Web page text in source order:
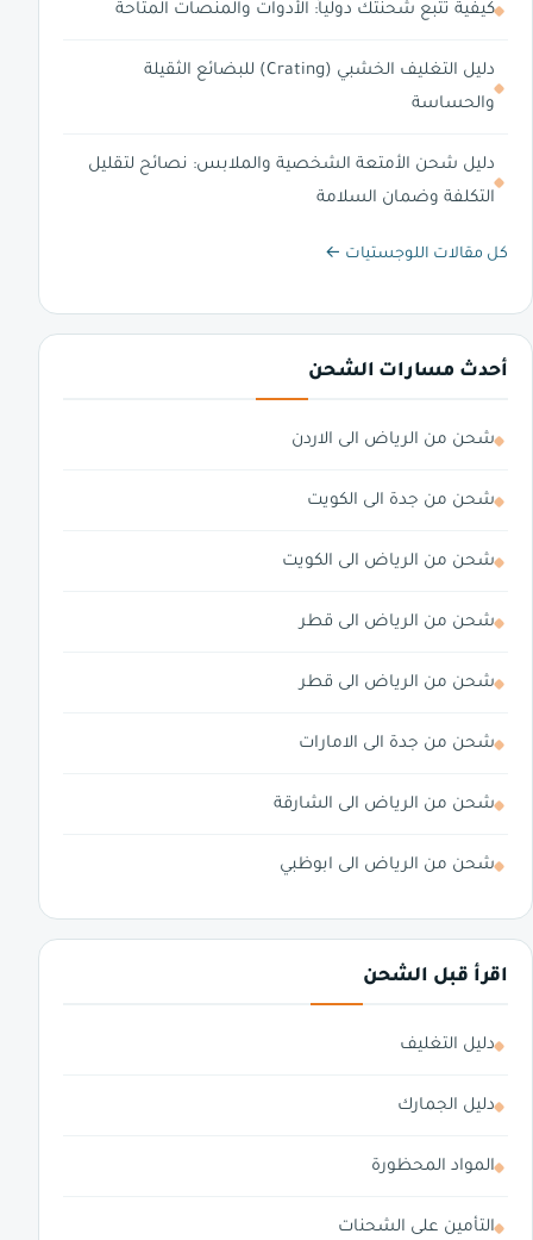
كيفية تتبع شحنتك دولياً: الأدوات والمنصات المتاحة
دليل التغليف الخشبي (Crating) للبضائع الثقيلة
والحساسة
دليل شحن الأمتعة الشخصية والملابس: نصائح لتقليل
التكلفة وضمان السلامة
كل مقالات اللوجستيات ←
أحدث مسارات الشحن
شحن من الرياض الى الاردن
شحن من جدة الى الكويت
شحن من الرياض الى الكويت
شحن من الرياض الى قطر
شحن من الرياض الى قطر
شحن من جدة الى الامارات
شحن من الرياض الى الشارقة
شحن من الرياض الى ابوظبي
اقرأ قبل الشحن
دليل التغليف
دليل الجمارك
المواد المحظورة
التأمين على الشحنات